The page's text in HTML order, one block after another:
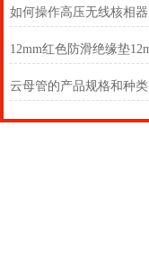
云母管的产品规格和种类